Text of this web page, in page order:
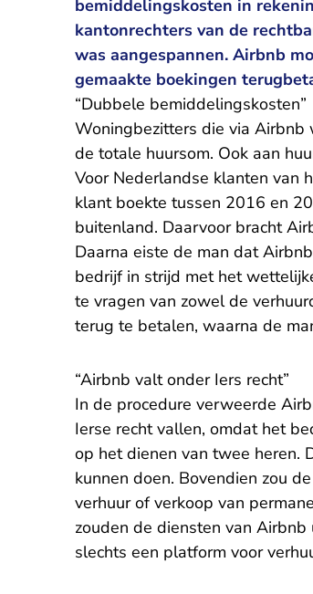
bemiddelingskosten in
kantonrechters van de
was aangespannen. Airbnb
gemaakte boekingen
“Dubbele bemiddelingskosten”
Woningbezitters die via Airbnb
de totale huursom. Ook aan
Voor Nederlandse klanten van
klant boekte tussen 2016 en
buitenland. Daarvoor bracht
Daarna eiste de man dat
bedrijf in strijd met het
te vragen van zowel de
terug te betalen, waarna de
“Airbnb valt onder Iers recht”
In de procedure verweerde
Ierse recht vallen, omdat het
op het dienen van twee heren.
kunnen doen. Bovendien zou
verhuur of verkoop van
zouden de diensten van
slechts een platform voor